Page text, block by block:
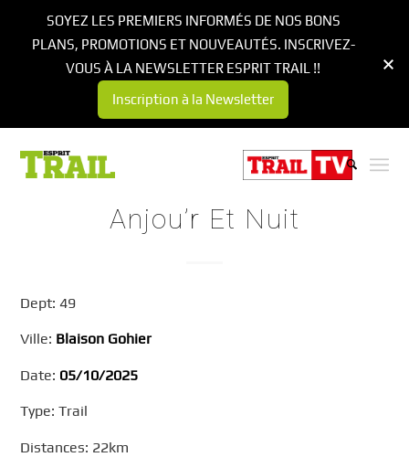
Anjou’r Et Nuit
Dept: 49
Ville: Blaison Gohier
Date: 05/10/2025
Type: Trail
Distances: 22km
SOYEZ LES PREMIERS INFORMÉS DE NOS BONS
PLANS, PROMOTIONS ET NOUVEAUTÉS. INSCRIVEZ-
VOUS À LA NEWSLETTER ESPRIT TRAIL !!
Inscription à la Newsletter